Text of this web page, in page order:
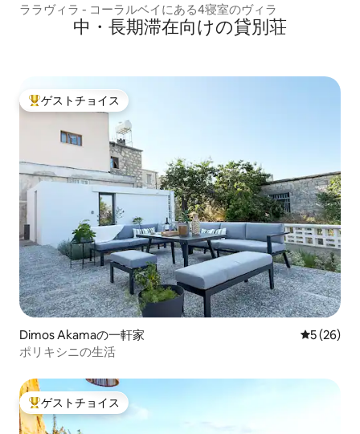
ララヴィラ - コーラルベイにある4寝室のヴィラ
中・長期滞在向けの貸別荘
大好評のゲストチョイスです。
ゲストチョイス
Dimos Akamaの一軒家 レビュー
5 (26)
ポリキシニの生活
大好評のゲストチョイスです。
ゲストチョイス